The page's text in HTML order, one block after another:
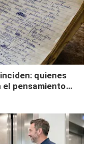
quienes
pensamiento